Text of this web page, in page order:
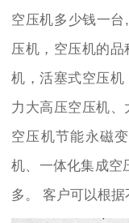
空压机多少钱一
压机，空压机的
机，活塞式空压机
力大高压空压机
空压机节能永磁
机、一体化集成空
多。 客户可以根据